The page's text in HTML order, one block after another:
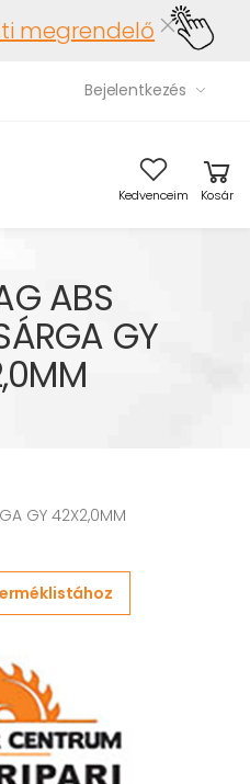
megrendelő
Bejelentkezés
menu Kedvenceim Kosár
ABS
GY
GY 42X2,0MM